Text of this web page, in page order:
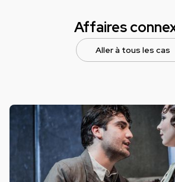
Affaires
Aller à tous les cas